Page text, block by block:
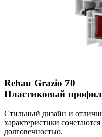
Rehau Grazio 70
Пластиковый
Стильный дизайн и
характеристики
долговечностью.